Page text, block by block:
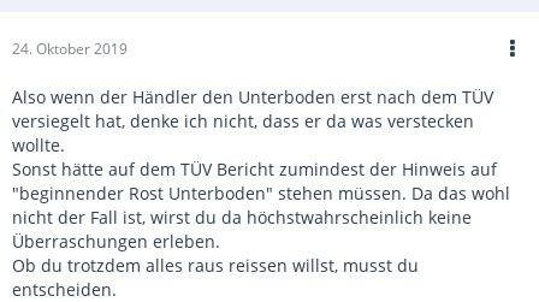
24. Oktober 2019
Also wenn der Händler den Unterboden erst nach dem TÜV
versiegelt hat, denke ich nicht, dass er da was verstecken
wollte.
Sonst hätte auf dem TÜV Bericht zumindest der Hinweis auf
"beginnender Rost Unterboden" stehen müssen. Da das wohl
nicht der Fall ist, wirst du da höchstwahrscheinlich keine
Überraschungen erleben.
Ob du trotzdem alles raus reissen willst, musst du
entscheiden.